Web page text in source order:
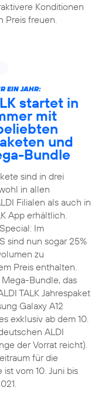
Konditionen
Preis freuen.
EIN JAHR:
startet in
mit
und
Bundle
sind in drei
in allen
Filialen als auch in
App erhältlich.
Im
sind nun sogar 25%
zu
Preis enthalten.
Bundle, das
TALK Jahrespaket
Galaxy A12
exklusiv ab dem 10.
ALDI
der Vorrat reicht).
für die
ist vom 10. Juni bis